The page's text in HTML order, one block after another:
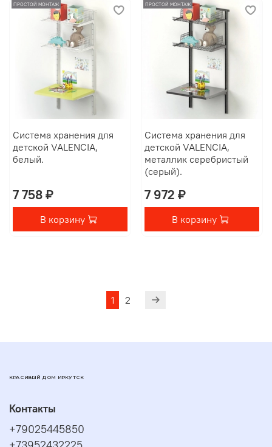
ПРОСТОЙ МОНТАЖ
Система хранения для
детской VALENCIA,
белый.
7 758 ₽
В корзину
ПРОСТОЙ МОНТАЖ
Система хранения для
детской VALENCIA,
металлик серебристый
(серый).
7 972 ₽
В корзину
1 2
КРАСИВЫЙ ДОМ ИРКУТСК
Контакты
+79025445850